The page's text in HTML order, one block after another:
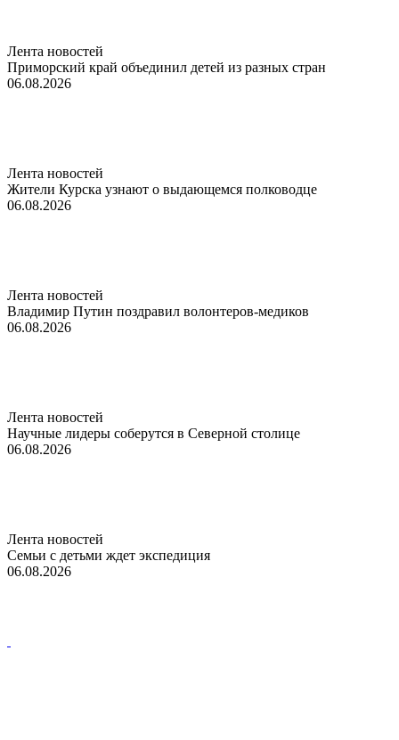
Лента новостей
Приморский край объединил детей из разных стран
06.08.2026
Лента новостей
Жители Курска узнают о выдающемся полководце
06.08.2026
Лента новостей
Владимир Путин поздравил волонтеров-медиков
06.08.2026
Лента новостей
Научные лидеры соберутся в Северной столице
06.08.2026
Лента новостей
Семьи с детьми ждет экспедиция
06.08.2026